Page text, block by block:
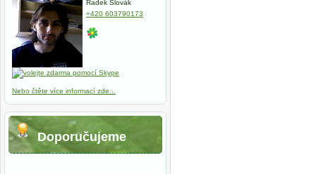
Radek Slovák
+420 603790173
Nebo čtěte více informací zde...
Doporučujeme